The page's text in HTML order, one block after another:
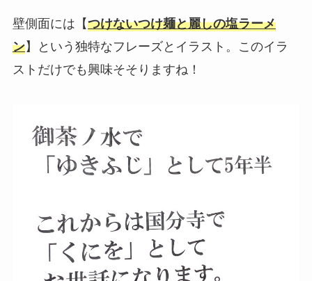
壁側面には【つけないつけ麺と麗しの塩ラーメ
ン】という独特なフレーズとイラスト。このイラ
ストだけでも興味そそりますね！